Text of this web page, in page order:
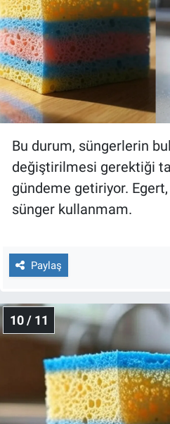
Bu durum, süngerlerin
değiştirilmesi gerektiği
gündeme getiriyor.
sünger kullanmam.
Paylaş
10 / 11